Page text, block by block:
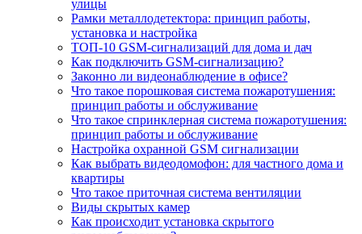
улицы
Рамки металлодетектора: принцип работы,
установка и настройка
ТОП-10 GSM-сигнализаций для дома и дач
Как подключить GSM-сигнализацию?
Законно ли видеонаблюдение в офисе?
Что такое порошковая система пожаротушения:
принцип работы и обслуживание
Что такое спринклерная система пожаротушения:
принцип работы и обслуживание
Настройка охранной GSM сигнализации
Как выбрать видеодомофон: для частного дома и
квартиры
Что такое приточная система вентиляции
Виды скрытых камер
Как происходит установка скрытого